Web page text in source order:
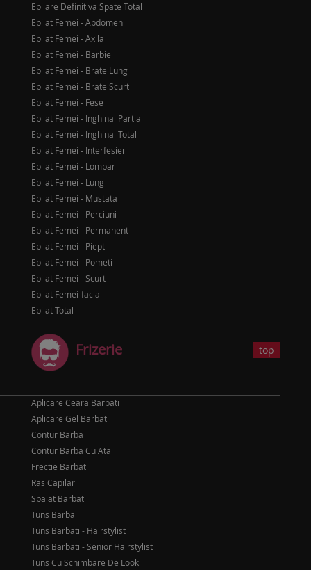
Epilare Definitiva Spate Total
Epilat Femei - Abdomen
Epilat Femei - Axila
Epilat Femei - Barbie
Epilat Femei - Brate Lung
Epilat Femei - Brate Scurt
Epilat Femei - Fese
Epilat Femei - Inghinal Partial
Epilat Femei - Inghinal Total
Epilat Femei - Interfesier
Epilat Femei - Lombar
Epilat Femei - Lung
Epilat Femei - Mustata
Epilat Femei - Perciuni
Epilat Femei - Permanent
Epilat Femei - Piept
Epilat Femei - Pometi
Epilat Femei - Scurt
Epilat Femei-facial
Epilat Total
top
Frizerie
Aplicare Ceara Barbati
Aplicare Gel Barbati
Contur Barba
Contur Barba Cu Ata
Frectie Barbati
Ras Capilar
Spalat Barbati
Tuns Barba
Tuns Barbati - Hairstylist
Tuns Barbati - Senior Hairstylist
Tuns Cu Schimbare De Look